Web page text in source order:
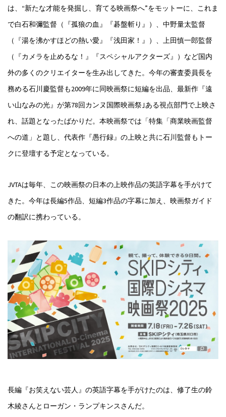
は、“新たな才能を発掘し、育てる映画祭へ”をモットーに、これま
で白石和彌監督（『孤狼の血』『碁盤斬り』）、中野量太監督
（『湯を沸かすほどの熱い愛』『浅田家！』）、上田慎一郎監督
（『カメラを止めるな！』『スペシャルアクターズ』）など国内
外の多くのクリエイターを生み出してきた。今年の審査委員長を
務める石川慶監督も2009年に同映画祭に短編を出品、最新作『遠
い山なみの光』が第78回カンヌ国際映画祭｣ある視点部門で上映さ
れ、話題となったばかりだ。本映画祭では「特集「商業映画監督
への道」と題し、代表作『愚行録』の上映と共に石川監督もトー
クに登壇する予定となっている。
JVTAは毎年、この映画祭の日本の上映作品の英語字幕を手がけて
きた。今年は長編5作品、短編3作品の字幕に加え、映画祭ガイド
の翻訳に携わっている。
長編『お笑えない芸人』の英語字幕を手がけたのは、修了生の鈴
木綾さんとローガン・ランプキンスさんだ。